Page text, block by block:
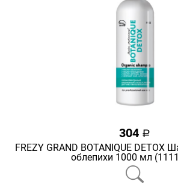
304 a
FREZY GRAND BOTANIQUE DETOX
облепихи 1000 мл